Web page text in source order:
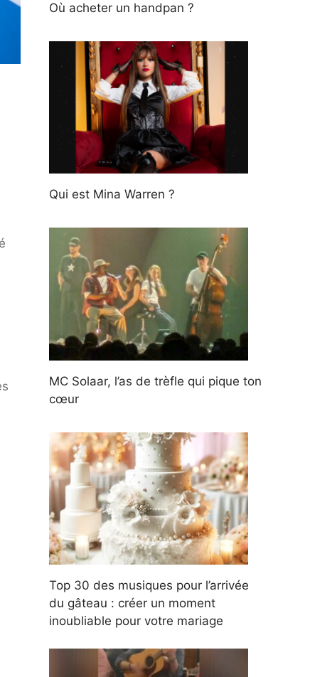
Où acheter un handpan ?
Qui est Mina Warren ?
MC Solaar, l’as de trèfle qui pique ton
cœur
Top 30 des musiques pour l’arrivée
du gâteau : créer un moment
inoubliable pour votre mariage